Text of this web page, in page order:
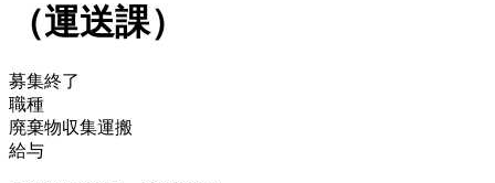
（運送課）
募集終了
職種
廃棄物収集運搬
給与